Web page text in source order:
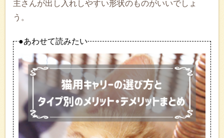
主さんが出し入れしやすい形状のものがいいでしょ
う。
●あわせて読みたい